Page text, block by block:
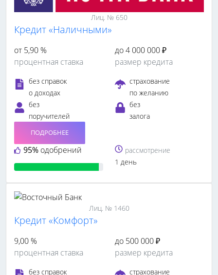
Лиц. № 650
Кредит «Наличными»
от 5,90 %
процентная ставка
до 4 000 000 ₽
размер кредита
без справок
о доходах
страхование
по желанию
без
поручителей
без
залога
95% одобрений
ПОДРОБНЕЕ
рассмотрение
1 день
Лиц. № 1460
Кредит «Комфорт»
9,00 %
процентная ставка
до 500 000 ₽
размер кредита
без справок
страхование